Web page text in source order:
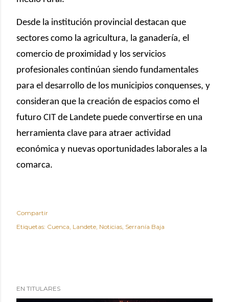
Desde la institución provincial destacan que
sectores como la agricultura, la ganadería, el
comercio de proximidad y los servicios
profesionales continúan siendo fundamentales
para el desarrollo de los municipios conquenses, y
consideran que la creación de espacios como el
futuro CIT de Landete puede convertirse en una
herramienta clave para atraer actividad
económica y nuevas oportunidades laborales a la
comarca.
Compartir
Etiquetas: Cuenca Landete Noticias Serranía Baja
EN TITULARES